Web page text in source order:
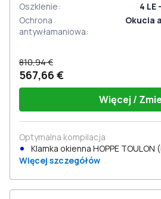
Oszklenie:
4 LE
Ochrona
antywłamaniowa:
Okucia
810,94 €
567,66 €
Więcej /
Optymalna kompilacja
Klamka okienna HOPPE TOULON
Więcej szczegółów